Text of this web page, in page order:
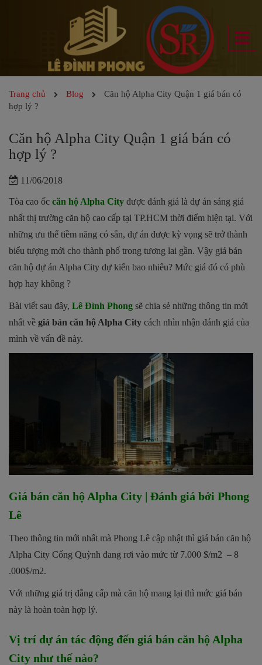
Trang chủ Blog
Căn hộ Alpha City Quận 1 giá bán có
hợp lý ?
Căn hộ Alpha City Quận 1 giá bán có
hợp lý ?
11/06/2018
Tòa cao ốc căn hộ Alpha City được đánh giá là dự án sáng giá
nhất thị trường căn hộ cao cấp tại TP.HCM thời điểm hiện tại. Với
những ưu thế tiềm năng có sẵn, dự án được kỳ vọng sẽ trở thành
biểu tượng mới cho thành phố trong tương lai gần. Vậy giá bán
căn hộ dự án Alpha City dự kiến bao nhiêu? Mức giá đó có phù
hợp hay không ?
Bài viết sau đây, Lê Đình Phong sẽ chia sẻ những thông tin mới
nhất về giá bán căn hộ Alpha City cách nhìn nhận đánh giá của
mình về vấn đề này.
Giá bán căn hộ Alpha City | Đánh giá bởi Phong
Lê
Theo thông tin mới nhất mà Phong Lê cập nhật thì giá bán căn hộ
Alpha City Cống Quỳnh đang rơi vào mức từ 7.000 $/m2 – 8
.000$/m2.
Với những giá trị đẳng cấp mà căn hộ mang lại thì mức giá bán
này là hoàn toàn hợp lý.
Vị trí dự án tác động đến giá bán căn hộ Alpha
City như thế nào?